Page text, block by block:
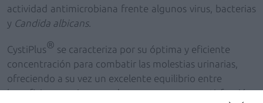
actividad antimicrobiana frente algunos virus, bacterias
y Candida albicans.
CystiPlus® se caracteriza por su óptima y eficiente
concentración para combatir las molestias urinarias,
ofreciendo a su vez un excelente equilibrio entre
beneficio y precio pensado para una mayor satisfacción